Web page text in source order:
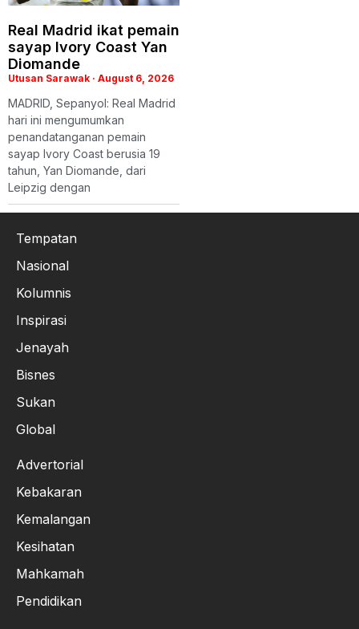
Real Madrid ikat pemain
sayap Ivory Coast Yan
Diomande
Utusan Sarawak August 6, 2026
MADRID, Sepanyol: Real Madrid
hari ini mengumumkan
penandatanganan pemain
sayap Ivory Coast berusia 19
tahun, Yan Diomande, dari
Leipzig dengan
Tempatan
Nasional
Kolumnis
Inspirasi
Jenayah
Bisnes
Sukan
Global
Advertorial
Kebakaran
Kemalangan
Kesihatan
Mahkamah
Pendidikan